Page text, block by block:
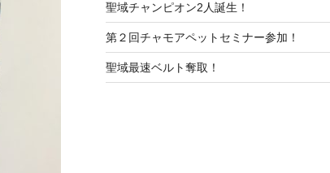
聖域チャンピオン2人誕生！
第２回チャモアペットセミナー参加！
聖域最速ベルト奪取！